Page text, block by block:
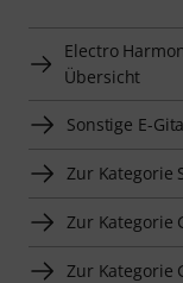
Electro
Übersicht
Sonstige E-
Zur Kategorie
Zur Kategorie
Zur Kategorie